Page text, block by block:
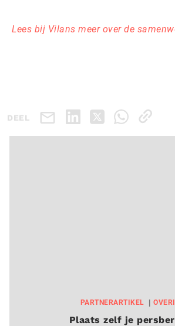
Lees bij Vilans meer over de
DEEL
PARTNERARTIKEL
Plaats zelf je